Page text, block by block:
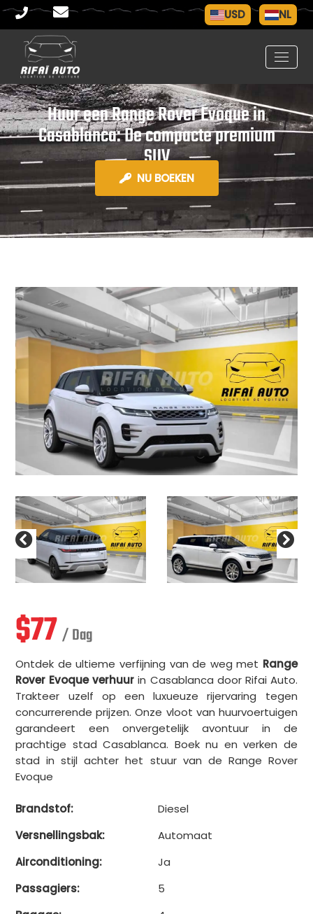
USD NL
Huur een Range Rover Evoque in
Casablanca: De compacte premium
SUV
NU BOEKEN
$77 / Dag
Ontdek de ultieme verfijning van de weg met Range
Rover Evoque verhuur in Casablanca door Rifai Auto.
Trakteer uzelf op een luxueuze rijervaring tegen
concurrerende prijzen. Onze vloot van huurvoertuigen
garandeert een onvergetelijk avontuur in de
prachtige stad Casablanca. Boek nu en verken de
stad in stijl achter het stuur van de Range Rover
Evoque
Brandstof:
Diesel
Versnellingsbak:
Automaat
Airconditioning:
Ja
Passagiers:
5